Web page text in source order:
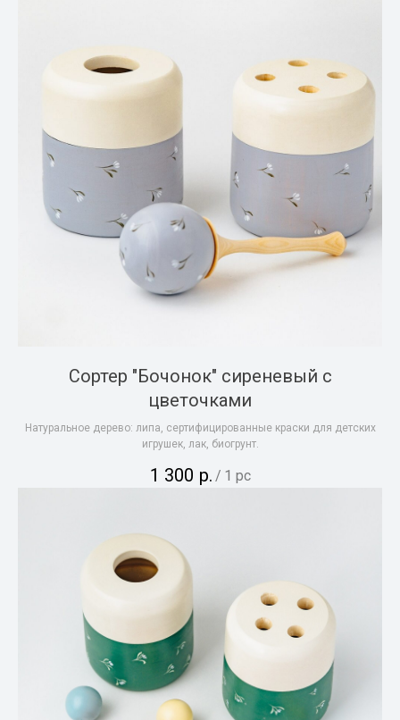
Сортер "Бочонок" сиреневый с
цветочками
Натуральное дерево: липа, сертифицированные краски для детских
игрушек, лак, биогрунт.
1 300 р. / 1 pc